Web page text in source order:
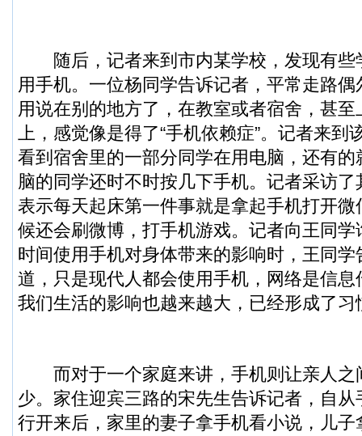
随后，记者来到市内某学校，发现有些
用手机。一位杨同学告诉记者，平常走路
用说在别的地方了，在教室或者宿舍，甚
上，感觉像是得了“手机依赖症”。记者来到
看到宿舍里的一部分同学在用电脑，还有
脑的同学还时不时按几下手机。记者采访
表示每天起床第一件事就是拿起手机打开
候还会刷微博，打手机游戏。记者向王同
时间使用手机对身体带来的影响时，王同学
道，只是现代人都会使用手机，网络是信
我们生活的影响也越来越大，已经形成了习
而对于一个家庭来讲，手机则让亲人之
少。家住迎宾三路的宋先生告诉记者，自
行开来后，家里的妻子拿手机看小说，儿